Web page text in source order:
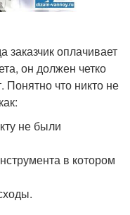
заказчик оплачивает
он должен четко
Понятно что никто не
не были
в котором